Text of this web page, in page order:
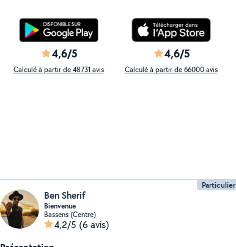
4,6/5
Calculé à partir de 48731 avis
4,6/5
Calculé à partir de 66000 avis
Particulier
Ben Sherif
Bienvenue
Bassens (Centre)
4,2/5 (6 avis)